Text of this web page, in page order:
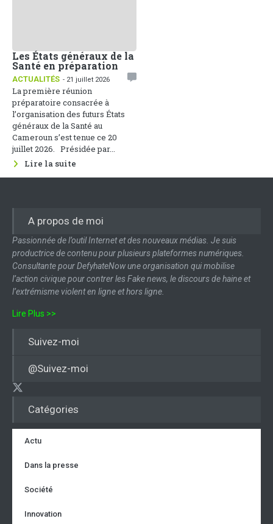
Les États généraux de la
Santé en préparation
ACTUALITÉS - 21 juillet 2026
La première réunion
préparatoire consacrée à
l’organisation des futurs États
généraux de la Santé au
Cameroun s’est tenue ce 20
juillet 2026. Présidée par...
Lire la suite
Catégories
Actu
Dans la presse
Société
Innovation
A propos de moi
Passionnée de l’outil Internet et des nouveaux médias. Je suis
productrice de contenu pour plusieurs plateformes numériques.
Consultante pour DefyhateNow une organisation qui mobilise
l’action civique pour contrer les Fake news, le discours de haine et
l’extrémisme violent en ligne et hors ligne.
Lire Plus >>
Suivez-moi
@Suivez-moi